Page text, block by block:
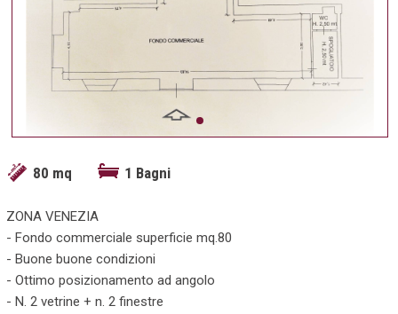
80 mq 1 Bagni
ZONA VENEZIA
- Fondo commerciale superficie mq.80
- Buone buone condizioni
- Ottimo posizionamento ad angolo
- N. 2 vetrine + n. 2 finestre